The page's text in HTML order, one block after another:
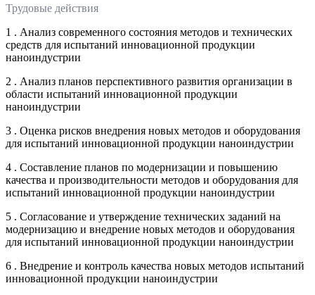
Трудовые действия
1 . Анализ современного состояния методов и технических
средств для испытаний инновационной продукции
наноиндустрии
2 . Анализ планов перспективного развития организации в
области испытаний инновационной продукции
наноиндустрии
3 . Оценка рисков внедрения новых методов и оборудования
для испытаний инновационной продукции наноиндустрии
4 . Составление планов по модернизации и повышению
качества и производительности методов и оборудования для
испытаний инновационной продукции наноиндустрии
5 . Согласование и утверждение технических заданий на
модернизацию и внедрение новых методов и оборудования
для испытаний инновационной продукции наноиндустрии
6 . Внедрение и контроль качества новых методов испытаний
инновационной продукции наноиндустрии